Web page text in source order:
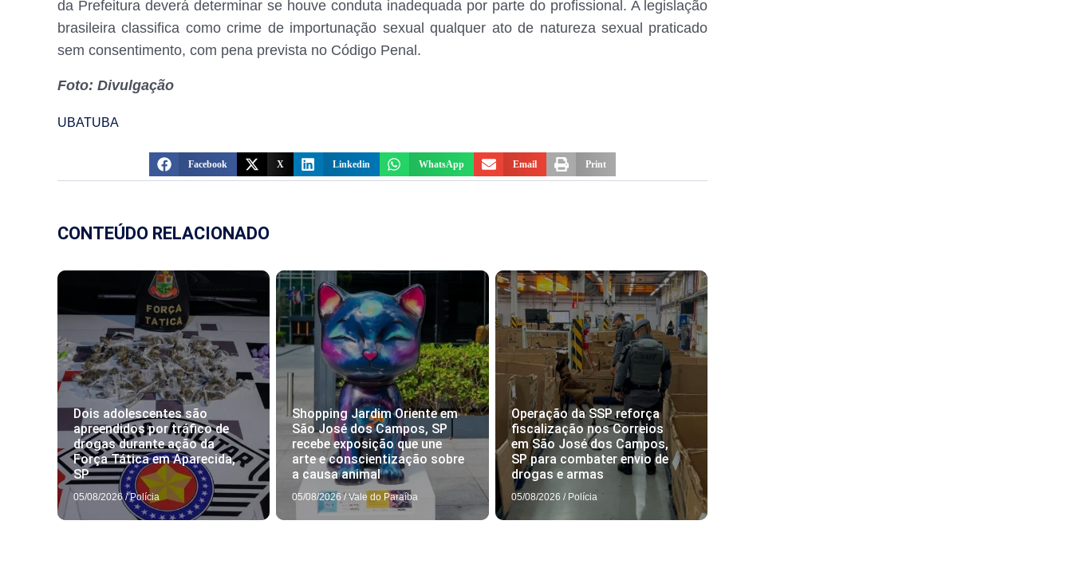
da Prefeitura deverá determinar se houve conduta inadequada por parte do profissional. A legislação
brasileira classifica como crime de importunação sexual qualquer ato de natureza sexual praticado
sem consentimento, com pena prevista no Código Penal.
Foto: Divulgação
UBATUBA
Facebook X Linkedin WhatsApp Email Print
CONTEÚDO RELACIONADO
Dois adolescentes são
apreendidos por tráfico de
drogas durante ação da
Força Tática em Aparecida,
SP
05/08/2026 / Polícia
Shopping Jardim Oriente em
São José dos Campos, SP
recebe exposição que une
arte e conscientização sobre
a causa animal
05/08/2026 / Vale do Paraíba
Operação da SSP reforça
fiscalização nos Correios
em São José dos Campos,
SP para combater envio de
drogas e armas
05/08/2026 / Polícia